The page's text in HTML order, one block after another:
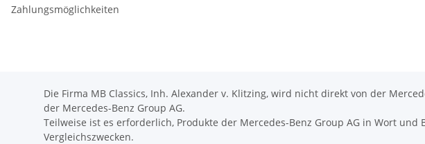
Zahlungsmöglichkeiten
Die Firma MB Classics, Inh. Alexander v. Klitzing, wird nicht direkt von der
der Mercedes-Benz Group AG.
Teilweise ist es erforderlich, Produkte der Mercedes-Benz Group AG in Wort
Vergleichszwecken.